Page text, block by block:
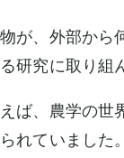
が、外部から
研究に取り組
ば、農学の世
れていました